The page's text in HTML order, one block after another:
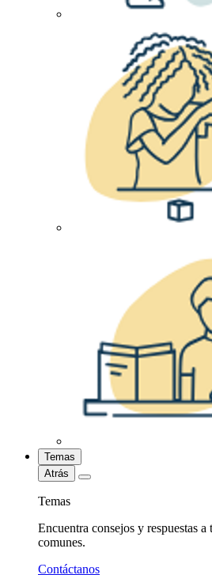
Temas
Atrás
Temas
Encuentra consejos y respuestas a
comunes.
Contáctanos